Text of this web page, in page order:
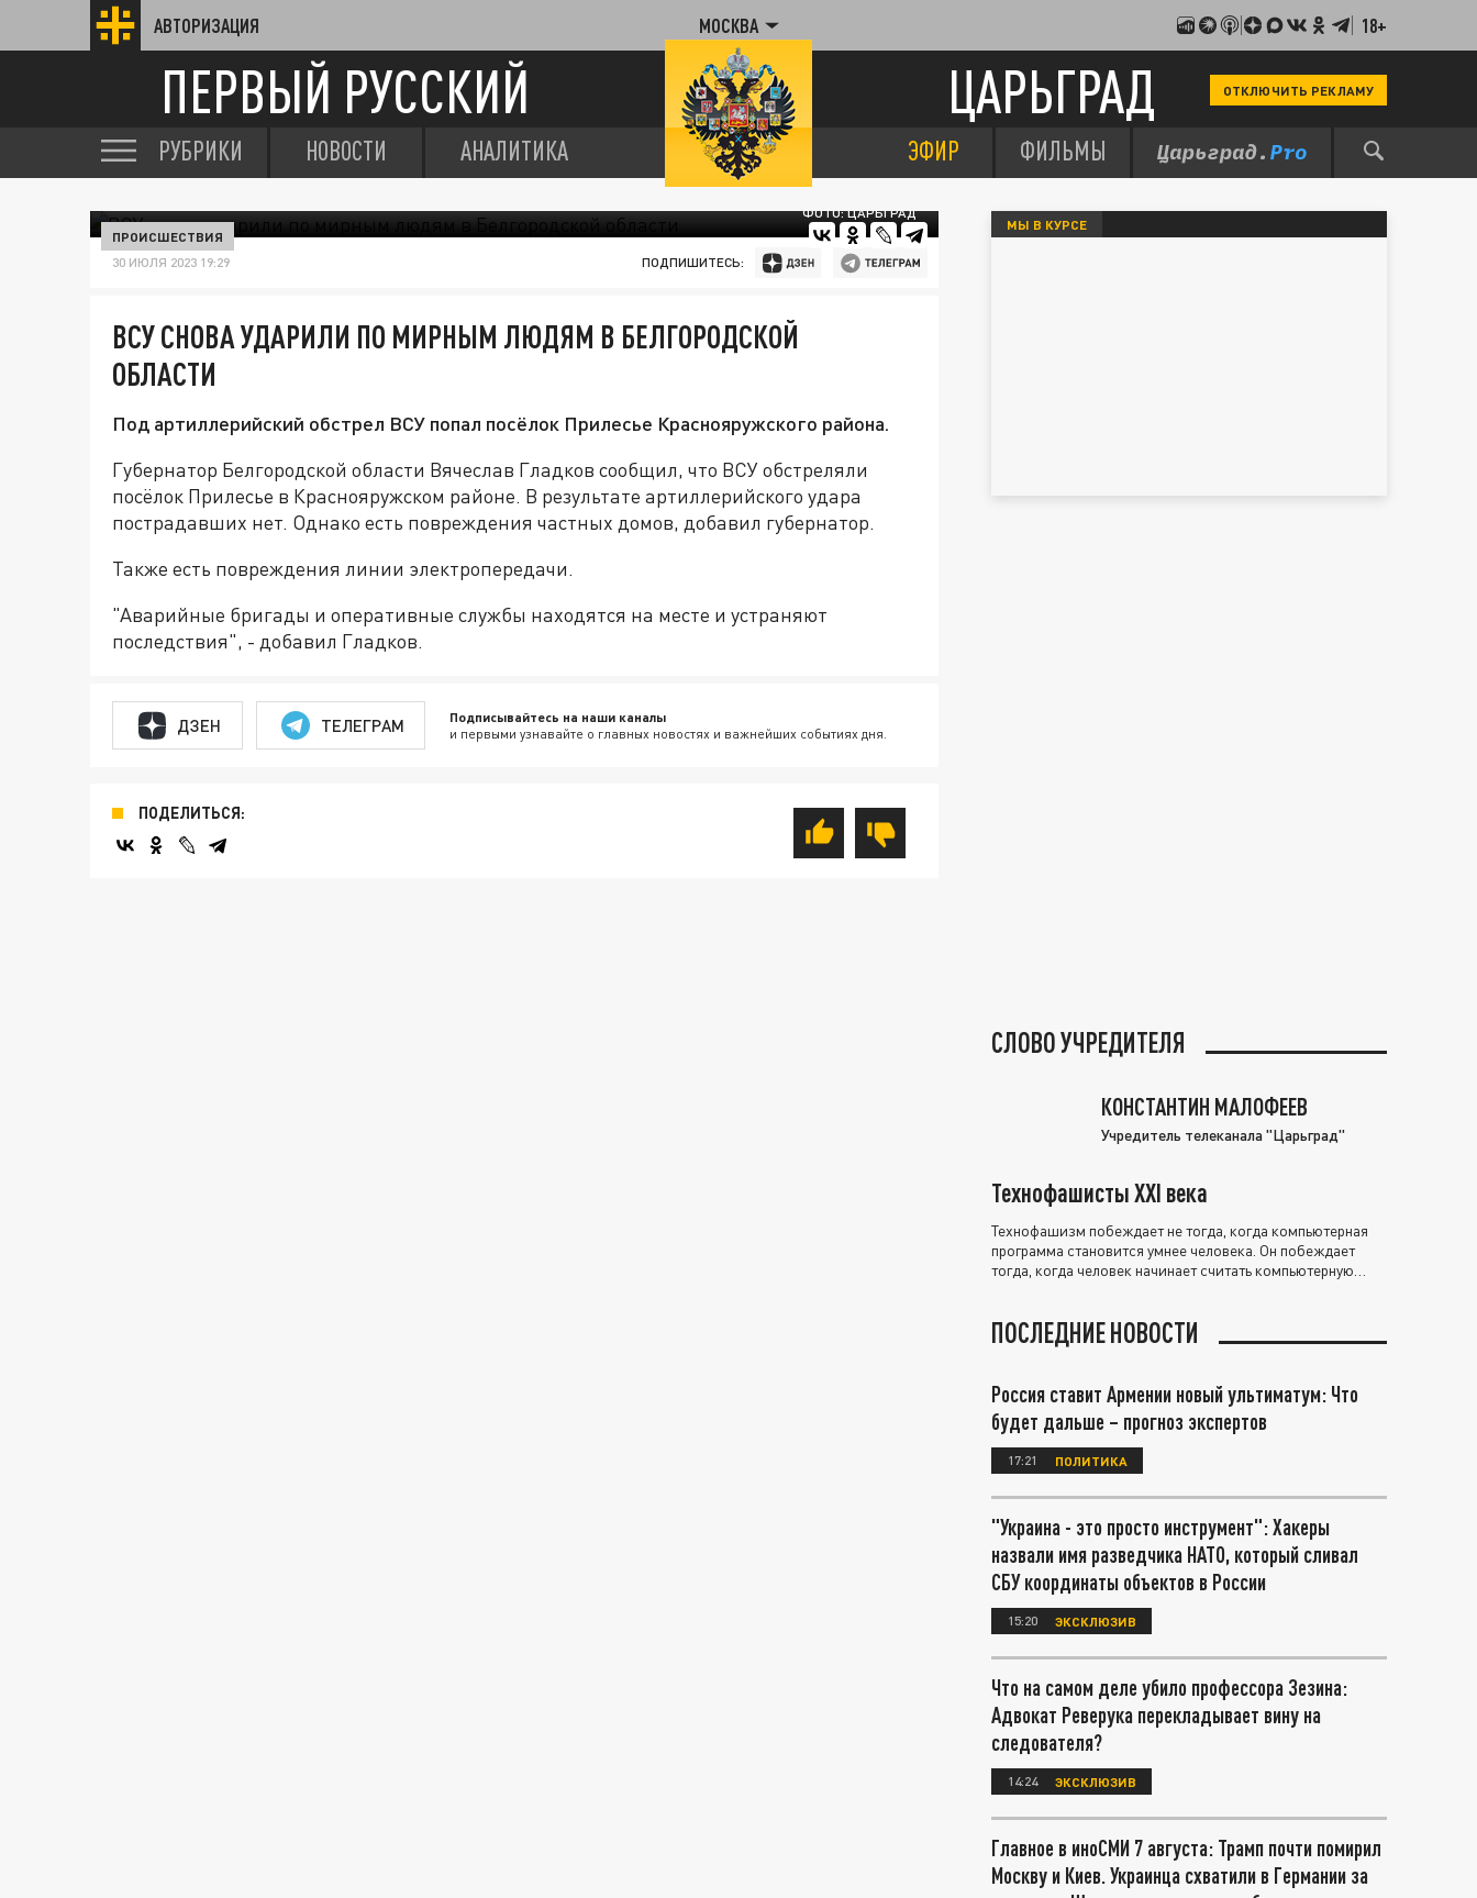
АВТОРИЗАЦИЯ МОСКВА 18+
ПЕРВЫЙ РУССКИЙ ЦАРЬГРАД ОТКЛЮЧИТЬ РЕКЛАМУ
РУБРИКИ НОВОСТИ АНАЛИТИКА ЭФИР ФИЛЬМЫ
ФОТО: ЦАРЬГРАД
ПРОИСШЕСТВИЯ
30 ИЮЛЯ 2023 19:29 ПОДПИШИТЕСЬ:
ВСУ СНОВА УДАРИЛИ ПО МИРНЫМ ЛЮДЯМ В БЕЛГОРОДСКОЙ
ОБЛАСТИ
Под артиллерийский обстрел ВСУ попал посёлок Прилесье Краснояружского района.
Губернатор Белгородской области Вячеслав Гладков сообщил, что ВСУ обстреляли
посёлок Прилесье в Краснояружском районе. В результате артиллерийского удара
пострадавших нет. Однако есть повреждения частных домов, добавил губернатор.
Также есть повреждения линии электропередачи.
"Аварийные бригады и оперативные службы находятся на месте и устраняют
последствия", - добавил Гладков.
ДЗЕН ТЕЛЕГРАМ Подписывайтесь на наши каналы
и первыми узнавайте о главных новостях и важнейших событиях дня.
ПОДЕЛИТЬСЯ:
МЫ В КУРСЕ
СЛОВО УЧРЕДИТЕЛЯ
КОНСТАНТИН МАЛОФЕЕВ
Учредитель телеканала "Царьград"
Технофашисты XXI века
Технофашизм побеждает не тогда, когда компьютерная
программа становится умнее человека. Он побеждает
тогда, когда человек начинает считать компьютерную
ПОСЛЕДНИЕ НОВОСТИ
Россия ставит Армении новый ультиматум: Что
будет дальше – прогноз экспертов
17:21 ПОЛИТИКА
"Украина - это просто инструмент": Хакеры
назвали имя разведчика НАТО, который сливал
СБУ координаты объектов в России
15:20 ЭКСКЛЮЗИВ
Что на самом деле убило профессора Зезина:
Адвокат Реверука перекладывает вину на
следователя?
14:24 ЭКСКЛЮЗИВ
Главное в иноСМИ 7 августа: Трамп почти помирил
Москву и Киев. Украинца схватили в Германии за